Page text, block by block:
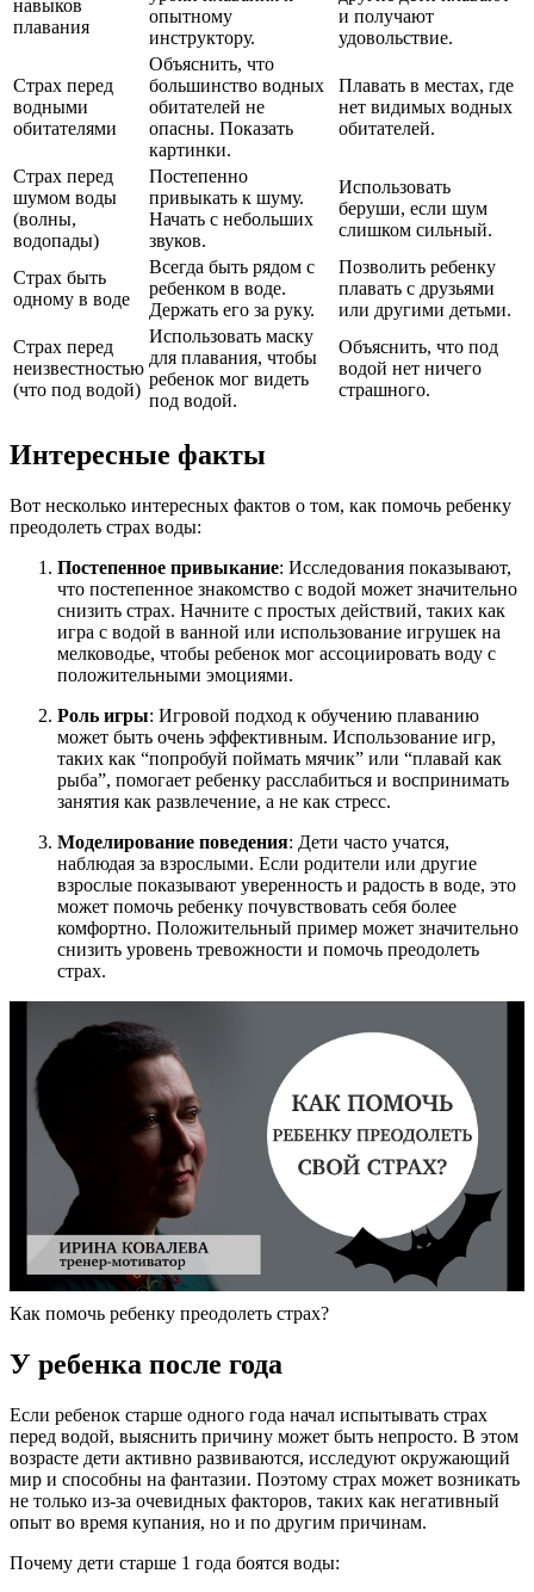
навыков
плавания
опытному
инструктору.
и получают
удовольствие.
Страх перед
водными
обитателями
Объяснить, что
большинство водных
обитателей не
опасны. Показать
картинки.
Плавать в местах, где
нет видимых водных
обитателей.
Страх перед
шумом воды
(волны,
водопады)
Постепенно
привыкать к шуму.
Начать с небольших
звуков.
Использовать
беруши, если шум
слишком сильный.
Страх быть
одному в воде
Всегда быть рядом с
ребенком в воде.
Держать его за руку.
Позволить ребенку
плавать с друзьями
или другими детьми.
Страх перед
неизвестностью
(что под водой)
Использовать маску
для плавания, чтобы
ребенок мог видеть
под водой.
Объяснить, что под
водой нет ничего
страшного.
Интересные факты
Вот несколько интересных фактов о том, как помочь ребенку
преодолеть страх воды:
Постепенное привыкание: Исследования показывают,
что постепенное знакомство с водой может значительно
снизить страх. Начните с простых действий, таких как
игра с водой в ванной или использование игрушек на
мелководье, чтобы ребенок мог ассоциировать воду с
положительными эмоциями.
Роль игры: Игровой подход к обучению плаванию
может быть очень эффективным. Использование игр,
таких как “попробуй поймать мячик” или “плавай как
рыба”, помогает ребенку расслабиться и воспринимать
занятия как развлечение, а не как стресс.
Моделирование поведения: Дети часто учатся,
наблюдая за взрослыми. Если родители или другие
взрослые показывают уверенность и радость в воде, это
может помочь ребенку почувствовать себя более
комфортно. Положительный пример может значительно
снизить уровень тревожности и помочь преодолеть
страх.
Как помочь ребенку преодолеть страх?
У ребенка после года
Если ребенок старше одного года начал испытывать страх
перед водой, выяснить причину может быть непросто. В этом
возрасте дети активно развиваются, исследуют окружающий
мир и способны на фантазии. Поэтому страх может возникать
не только из-за очевидных факторов, таких как негативный
опыт во время купания, но и по другим причинам.
Почему дети старше 1 года боятся воды: